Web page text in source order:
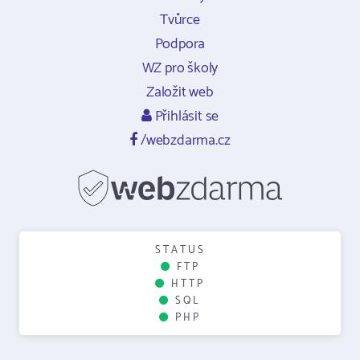
Tvůrce
Podpora
WZ pro školy
Založit web
Přihlásit se
/webzdarma.cz
STATUS
FTP
HTTP
SQL
PHP